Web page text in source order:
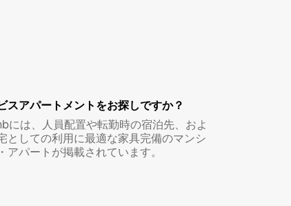
スアパートメントをお探しですか？
には、人員配置や転勤時の宿泊先、およ
としての利用に最適な家具完備のマンシ
アパートが掲載されています。